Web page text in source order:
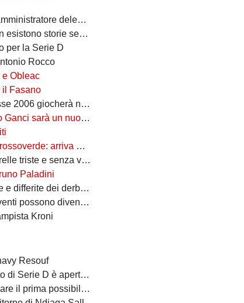
delegato
storie senza avversari”
per la Serie D
Rocco
Obleac
il Fasano
nel Lanciano
un nuovo giocatore
arriva Victor De Caro
e senza vincitori
Paladini
dei derby più attesi
diventare opportunità
Kroni
Resouf
D è aperto a tutti"
alla salvezza"